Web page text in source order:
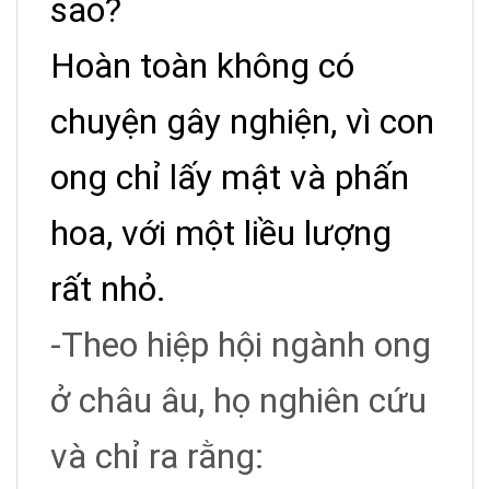
sao?
Hoàn toàn không có
chuyện gây nghiện, vì con
ong chỉ lấy mật và phấn
hoa, với một liều lượng
rất nhỏ.
-Theo hiệp hội ngành ong
ở châu âu, họ nghiên cứu
và chỉ ra rằng: